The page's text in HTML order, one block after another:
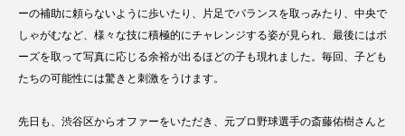
ーの補助に頼らないように歩いたり、片足でバランスを取っみたり、中央で
しゃがむなど、様々な技に積極的にチャレンジする姿が見られ、最後にはポ
ーズを取って写真に応じる余裕が出るほどの子も現れました。毎回、子ども
たちの可能性には驚きと刺激をうけます。
先日も、渋谷区からオファーをいただき、元プロ野球選手の斎藤佑樹さんと